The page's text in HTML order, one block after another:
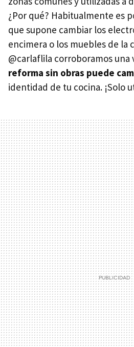
¿Por qué? Habitualmente es
que supone cambiar los
encimera o los muebles de la
@carlaflila corroboramos una
reforma sin obras puede
identidad de tu cocina. ¡Solo